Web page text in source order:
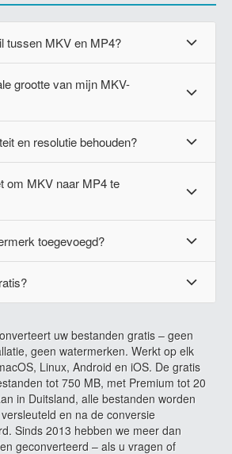
tussen MKV en MP4?
grootte van mijn MKV-
en resolutie behouden?
om MKV naar MP4 te
toegevoegd?
uw bestanden gratis – geen
geen watermerken. Werkt op elk
Linux, Android en iOS. De gratis
tot 750 MB, met Premium tot 20
in Duitsland, alle bestanden worden
en na de conversie
Sinds 2013 hebben we meer dan
geconverteerd – als u vragen of